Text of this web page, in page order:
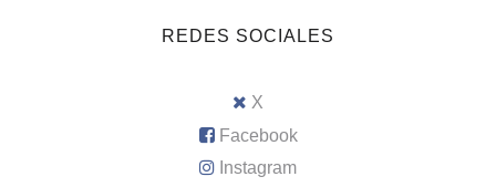
REDES SOCIALES
X
Facebook
Instagram